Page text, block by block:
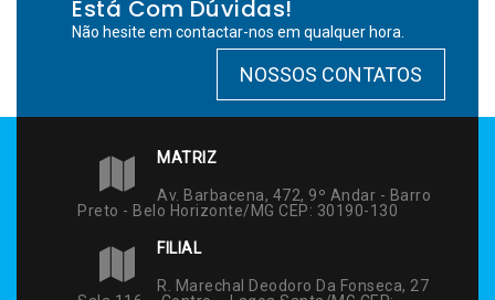
Está Com Dúvidas!
Não hesite em contactar-nos em qualquer hora.
NOSSOS CONTATOS
MATRIZ
Av. Barbacena, 472, 9º Andar - Barro
Preto - Belo Horizonte/MG CEP: 30190-130
FILIAL
R. Marechal Deodoro Da Fonseca, 27